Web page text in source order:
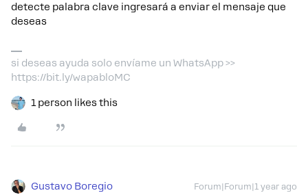
detecte palabra clave ingresará a enviar el mensaje que
deseas
si deseas ayuda solo envíame un WhatsApp >>
https://bit.ly/wapabloMC
1 person likes this
Gustavo Boregio Forum|Forum|1 year ago